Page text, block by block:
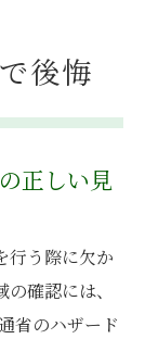
後悔
正しい見
行う際に欠か
確認には、
省のハザード